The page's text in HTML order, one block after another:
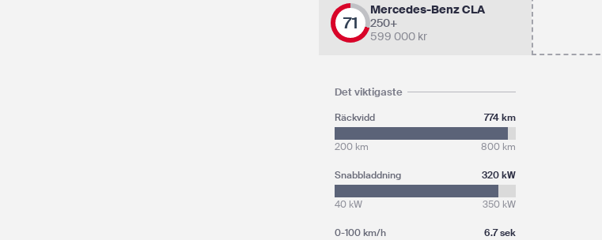
71
Mercedes-Benz CLA
250+
599 000 kr
Det viktigaste
Räckvidd 774 km
200 km 800 km
Snabbladdning 320 kW
40 kW 350 kW
0-100 km/h 6.7 sek